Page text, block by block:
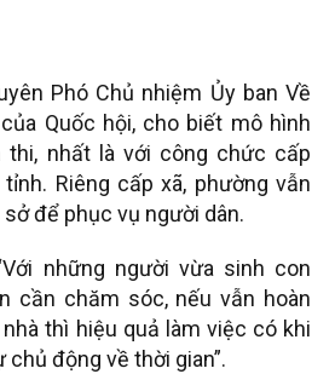
Phó Chủ nhiệm Ủy ban Về
Quốc hội, cho biết mô hình
thi, nhất là với công chức cấp
Riêng cấp xã, phường vẫn
để phục vụ người dân.
những người vừa sinh con
cần chăm sóc, nếu vẫn hoàn
thì hiệu quả làm việc có khi
động về thời gian”.